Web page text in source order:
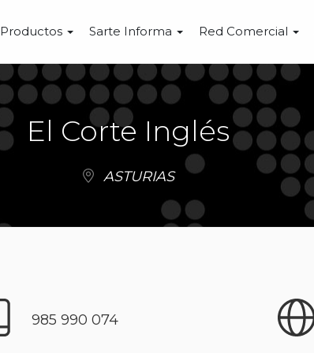
Productos Sarte Informa Red Comercial
El Corte Inglés
ASTURIAS
985 990 074